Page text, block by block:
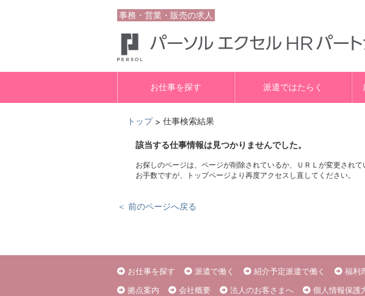
事務・営業・販売の求人
お仕事を探す 派遣ではたらく
トップ > 仕事検索結果
該当する仕事情報は見つかりませんでした。
お探しのページは、ページが削除されているか、ＵＲＬが変更されて
お手数ですが、トップページより再度アクセスし直してください。
＜ 前のページへ戻る
お仕事を探す 派遣で働く 紹介予定派遣で働く 福利
拠点案内
会社概要 法人のお客さまへ 個人情報保護